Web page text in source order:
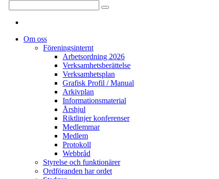
Om oss
Föreningsinternt
Arbetsordning 2026
Verksamhetsberättelse
Verksamhetsplan
Grafisk Profil / Manual
Arkivplan
Informationsmaterial
Årshjul
Riktlinjer konferenser
Medlemmar
Medlem
Protokoll
Webbråd
Styrelse och funktionärer
Ordföranden har ordet